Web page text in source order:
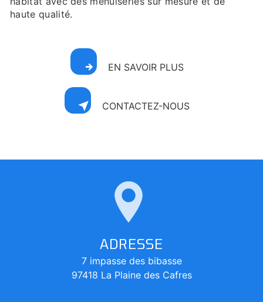
haute qualité.
EN SAVOIR PLUS
CONTACTEZ-NOUS
ADRESSE
7 impasse des bibasse
97418 La Plaine des Cafres